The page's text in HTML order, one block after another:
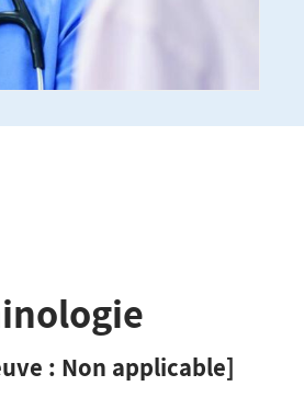
: Non applicable]